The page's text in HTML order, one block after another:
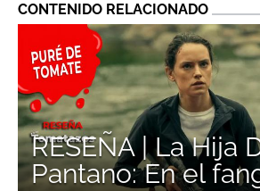
CONTENIDO RELACIONADO
RESEÑA | La Hija
Pantano: En el